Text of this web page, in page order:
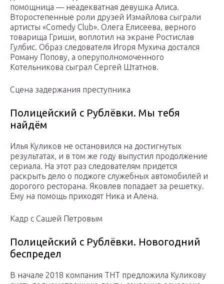
помощница — неадекватная девушка Алиса.
Второстепенные роли друзей Измайлова сыграли
артисты «Comedy Club». Олега Елисеева, верного
товарища Гриши, воплотил на экране Ростислав
Гулбис. Образ следователя Игоря Мухича достался
Роману Попову, а оперуполномоченного
Котельникова сыграл Сергей Штатнов.
Сцена задержания преступника
Полицейский с Рублёвки. Мы тебя
найдём
Илья Куликов не остановился на достигнутых
результатах, и в том же году выпустил продолжение
сериала. На этот раз следователям придется
раскрыть дело о поджоге служебных автомобилей и
дорогого ресторана. Яковлев попадает за решетку.
Ему на помощь приходят Ника и Алена.
Кадр с Сашей Петровым
Полицейский с Рублёвки. Новогодний
беспредел
В начале 2018 компания ТНТ предложила Куликову